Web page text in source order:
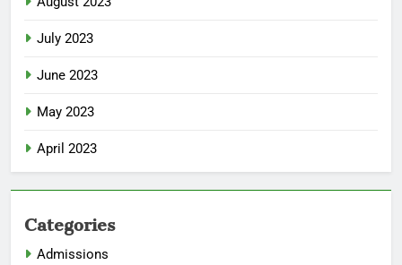
July 2023
June 2023
May 2023
April 2023
Categories
Admissions